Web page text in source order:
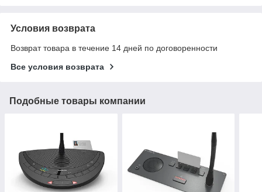
Условия возврата
Возврат товара в течение 14 дней по договоренности
Все условия возврата
Подобные товары компании